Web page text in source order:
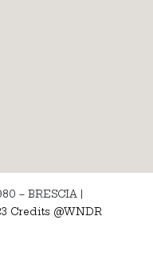
– BRESCIA
Credits @WNDR